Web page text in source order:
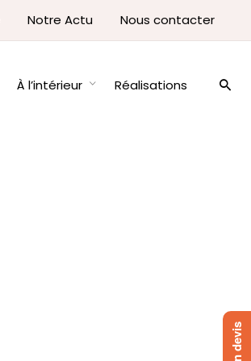
Notre Actu Nous contacter
À l’intérieur Réalisations